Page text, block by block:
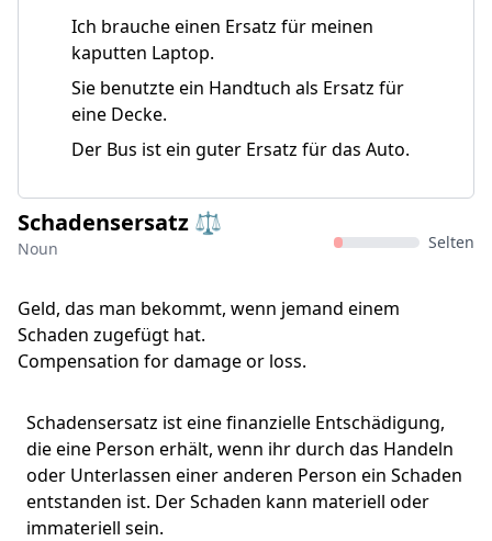
Ich brauche einen Ersatz für meinen
kaputten Laptop.
Sie benutzte ein Handtuch als Ersatz für
eine Decke.
Der Bus ist ein guter Ersatz für das Auto.
Schadensersatz ⚖️
Noun Selten
Geld, das man bekommt, wenn jemand einem
Schaden zugefügt hat.
Compensation for damage or loss.
Schadensersatz ist eine finanzielle Entschädigung,
die eine Person erhält, wenn ihr durch das Handeln
oder Unterlassen einer anderen Person ein Schaden
entstanden ist. Der Schaden kann materiell oder
immateriell sein.